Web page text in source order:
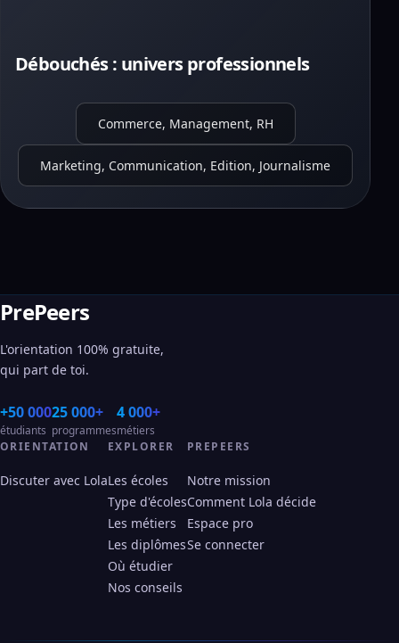
Débouchés : univers professionnels
Commerce, Management, RH
Marketing, Communication, Edition, Journalisme
PrePeers
L'orientation 100% gratuite,
qui part de toi.
+50 000
étudiants
25 000+
programmes
4 000+
métiers
ORIENTATION
Discuter avec Lola
EXPLORER
Les écoles
Type d'écoles
Les métiers
Les diplômes
Où étudier
Nos conseils
PREPEERS
Notre mission
Comment Lola décide
Espace pro
Se connecter